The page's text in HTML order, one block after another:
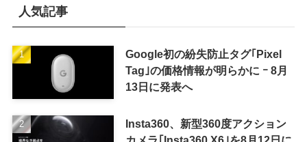
人気記事
Google初の紛失防止タグ｢Pixel
Tag｣の価格情報が明らかに ｰ 8月
13日に発表へ
Insta360、新型360度アクション